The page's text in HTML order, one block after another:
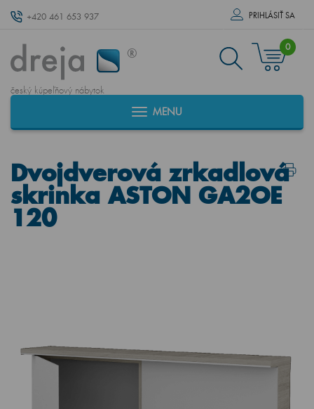
+420 461 653 937 PRIHLÁSIŤ SA
český kúpeľňový nábytok
0
MENU
Dvojdverová zrkadlová
skrinka ASTON GA2OE
120